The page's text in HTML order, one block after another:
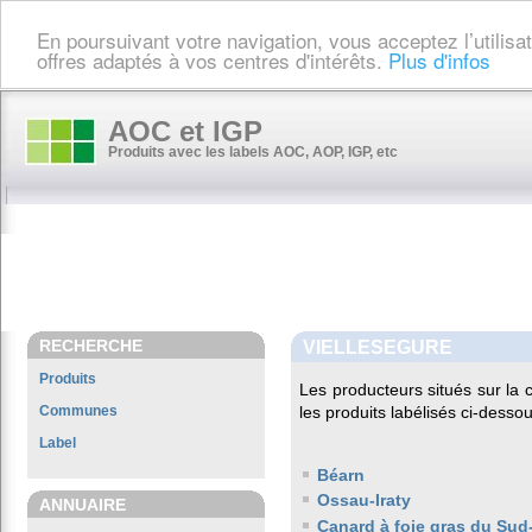
En poursuivant votre navigation, vous acceptez
offres adaptés à vos centres d'intérêts. Plus d'infos
AOC et IGP
Produits avec les labels AOC, AOP, IGP, etc
RECHERCHE
Produits
Communes
Label
ANNUAIRE
VIELLESEGURE
Les producteurs situés sur la
les produits labélisés ci-
Béarn
Ossau-Iraty
Canard à foie gras du